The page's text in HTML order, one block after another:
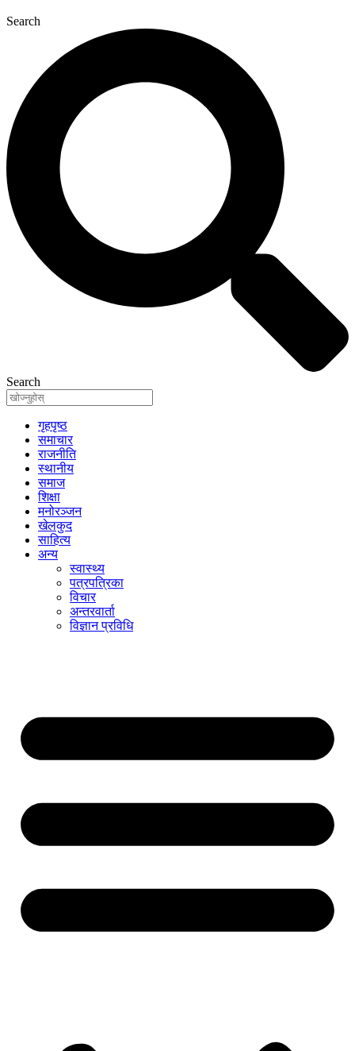
Search
Search
गृहपृष्ठ
समाचार
राजनीति
स्थानीय
समाज
शिक्षा
मनोरञ्जन
खेलकुद
साहित्य
अन्य
स्वास्थ्य
पत्रपत्रिका
विचार
अन्तरवार्ता
विज्ञान प्रविधि